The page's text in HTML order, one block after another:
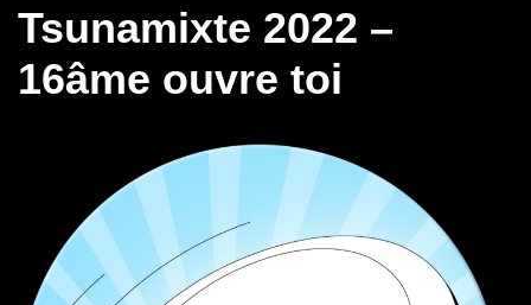
Tsunamixte 2022 –
16âme ouvre toi